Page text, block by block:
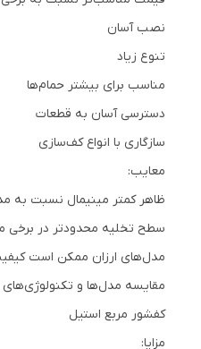
نصب آسان
تنوع زیاد
مناسب برای بیشتر حمام‌ها
دسترسی آسان به قطعات
سازگاری با انواع کف‌سازی
معایب:
ظاهر کمتر مینیمال نسبت به
سطح تخلیه محدودتر در برخی
مدل‌های ارزان ممکن است
مقایسه مدل‌ها و
کفشور مربع استیل
مزایا: